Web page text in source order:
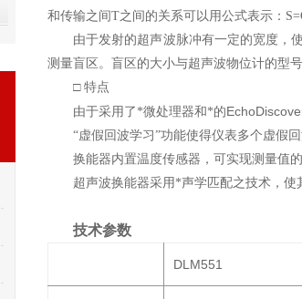
和传输之间T之间的关系可以用公式表示：
由于发射的超声波脉冲有一定的宽度，
测量盲区。盲区的大小与超声波物位计的型号
□ 特点
由于采用了*微处理器和*的
“虚假回波学习”功能使得仪表多个虚假
换能器内置温度传感器，可实现测量值的
超声波换能器采用*声学匹配之技术，使
技术参数
DLM551